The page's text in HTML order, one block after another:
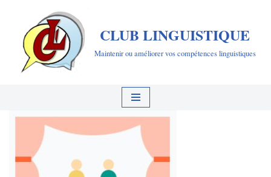
Aller
contenu
CLUB LINGUISTIQUE
Maintenir ou améliorer vos compétences linguistiques